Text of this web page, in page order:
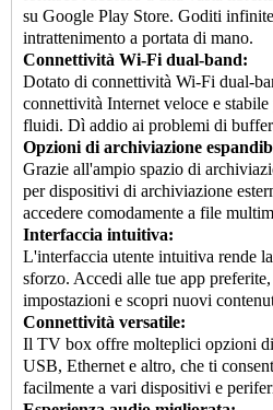
su Google Play Store. Goditi
intrattenimento a portata di mano.
Connettività Wi-Fi dual-band:
Dotato di connettività Wi-Fi dual-
connettività Internet veloce e
fluidi. Dì addio ai problemi di
Opzioni di archiviazione
Grazie all'ampio spazio di
per dispositivi di archiviazione
accedere comodamente a file
Interfaccia intuitiva:
L'interfaccia utente intuitiva rende
sforzo. Accedi alle tue app
impostazioni e scopri nuovi
Connettività versatile:
Il TV box offre molteplici opzioni
USB, Ethernet e altro, che ti
facilmente a vari dispositivi e